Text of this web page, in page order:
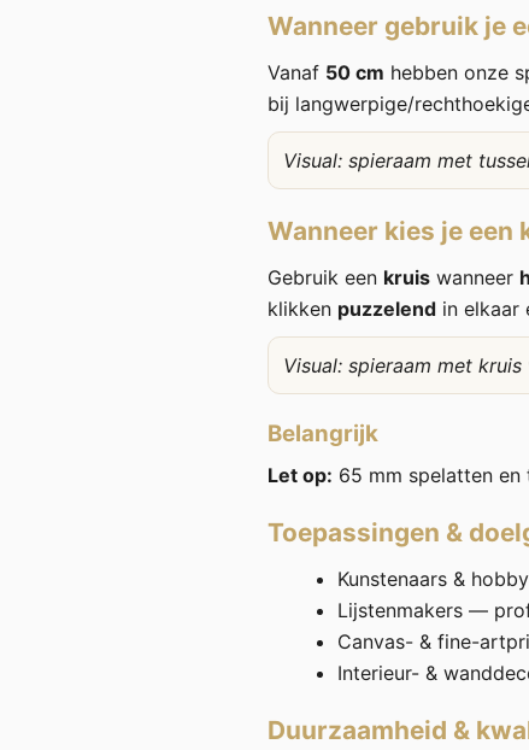
Wanneer gebruik je
Vanaf 50 cm hebben onze
bij langwerpige/
Visual: spieraam met
Wanneer kies je een
Gebruik een kruis wanneer
klikken puzzelend in elkaar
Visual: spieraam met
Belangrijk
Let op: 65 mm spelatten en
Toepassingen &
Kunstenaars &
Lijstenmakers —
Canvas- & fine-
Interieur- &
Duurzaamheid &